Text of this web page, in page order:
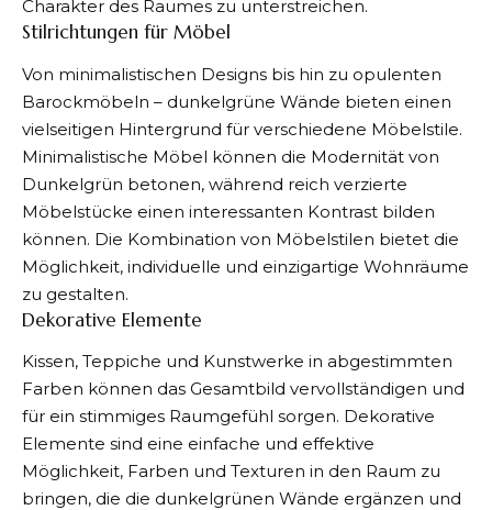
Charakter des Raumes zu unterstreichen.
Stilrichtungen für Möbel
Von minimalistischen Designs bis hin zu opulenten
Barockmöbeln – dunkelgrüne Wände bieten einen
vielseitigen Hintergrund für verschiedene Möbelstile.
Minimalistische Möbel können die Modernität von
Dunkelgrün betonen, während reich verzierte
Möbelstücke einen interessanten Kontrast bilden
können. Die Kombination von Möbelstilen bietet die
Möglichkeit, individuelle und einzigartige Wohnräume
zu gestalten.
Dekorative Elemente
Kissen, Teppiche und Kunstwerke in abgestimmten
Farben können das Gesamtbild vervollständigen und
für ein stimmiges Raumgefühl sorgen. Dekorative
Elemente sind eine einfache und effektive
Möglichkeit, Farben und Texturen in den Raum zu
bringen, die die dunkelgrünen Wände ergänzen und